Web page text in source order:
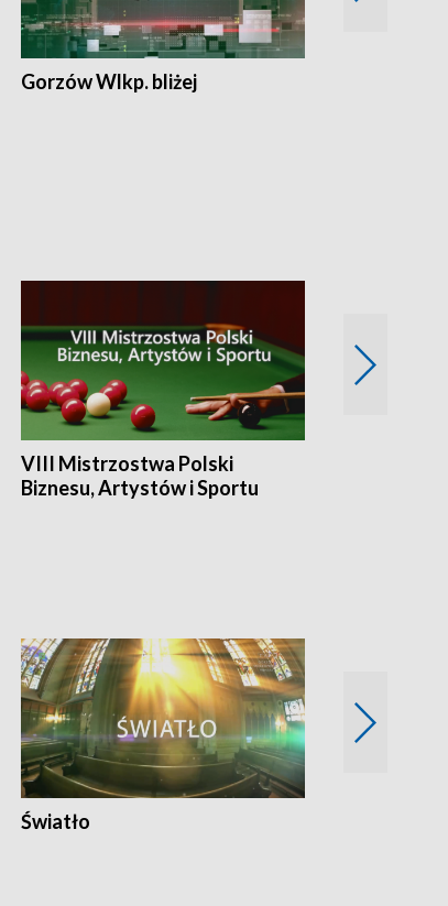
Gorzów Wlkp. bliżej
VIII Mistrzostwa Polski
Biznesu, Artystów i Sportu
Światło